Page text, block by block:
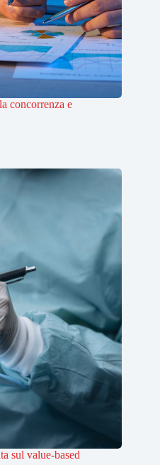
concorrenza e
sul value-based